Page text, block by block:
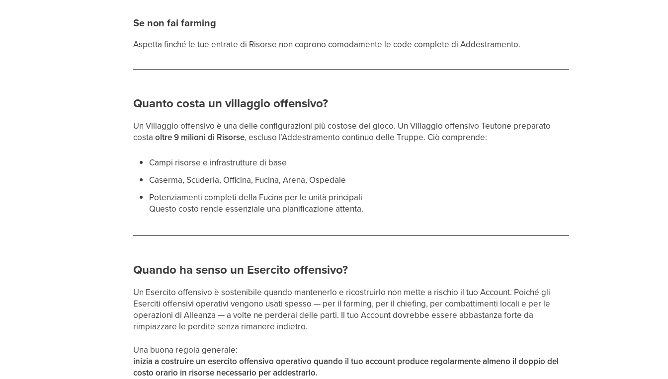
Se non fai farming
Aspetta finché le tue entrate di Risorse non coprono comodamente le code complete di Addestramento.
Quanto costa un villaggio offensivo?
Un Villaggio offensivo è una delle configurazioni più costose del gioco. Un Villaggio offensivo Teutone preparato
costaoltre 9 milioni di Risorse, escluso l’Addestramento continuo delle Truppe. Ciò comprende:
Campi risorse e infrastrutture di base
Caserma, Scuderia, Officina, Fucina, Arena, Ospedale
Potenziamenti completi della Fucina per le unità principali
Questo costo rende essenziale una pianificazione attenta.
Quando ha senso un Esercito offensivo?
Un Esercito offensivo è sostenibile quando mantenerlo e ricostruirlo non mette a rischio il tuo Account. Poiché gli
Eserciti offensivi operativi vengono usati spesso — per il farming, per il chiefing, per combattimenti locali e per le
operazioni di Alleanza — a volte ne perderai delle parti. Il tuo Account dovrebbe essere abbastanza forte da
rimpiazzare le perdite senza rimanere indietro.
Una buona regola generale:
inizia a costruire un esercito offensivo operativo quando il tuo account produce regolarmente almeno il doppio del
costo orario in risorse necessario per addestrarlo.